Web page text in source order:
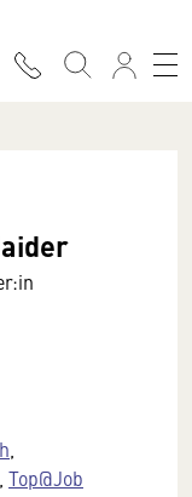
Top@Job